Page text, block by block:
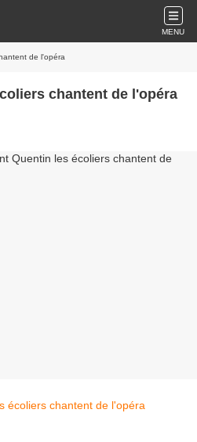
MENU
de l'opéra
chantent de l'opéra